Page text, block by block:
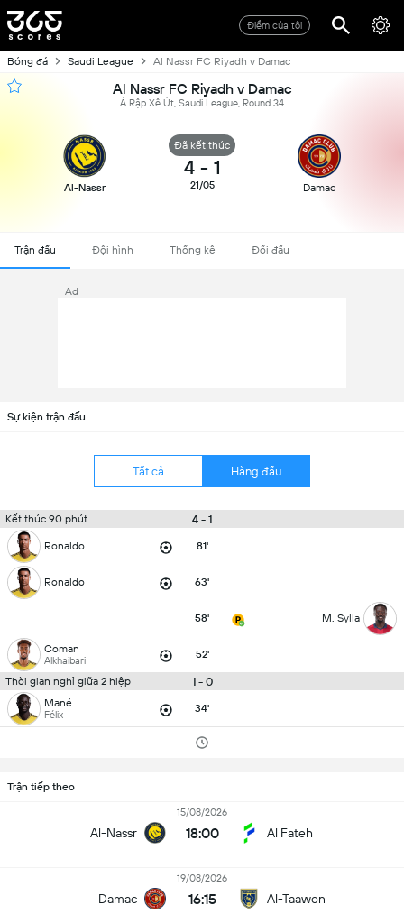
Điểm của tôi
Bóng đá Saudi League Al Nassr FC Riyadh v Damac
Al Nassr FC Riyadh v Damac
Ả Rập Xê Út, Saudi League, Round 34
Al-Nassr
Đã kết thúc
4 - 1
21/05 Damac
Trận đấu Đội hình Thống kê Đối đầu
Ad
Sự kiện trận đấu
Tất cả Hàng đầu
Kết thúc 90 phút 4 - 1
Ronaldo 81'
Ronaldo 63'
58' M. Sylla
Coman
Alkhaibari 52'
Thời gian nghỉ giữa 2 hiệp 1 - 0
Mané
Félix 34'
Trận tiếp theo
Al-Nassr
15/08/2026
18:00 Al Fateh
Damac
19/08/2026
16:15 Al-Taawon